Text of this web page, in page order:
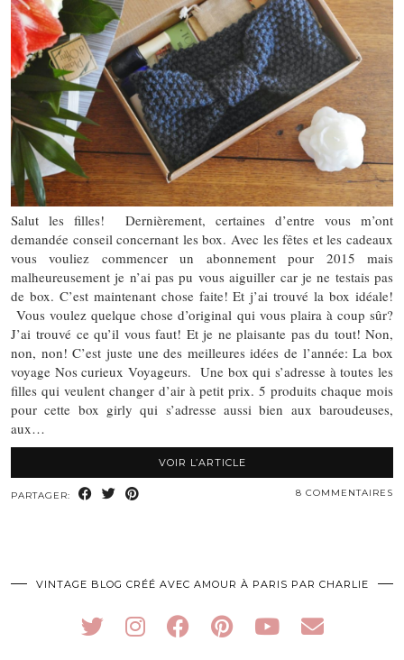
Salut les filles! Dernièrement, certaines d’entre vous m’ont
demandée conseil concernant les box. Avec les fêtes et les cadeaux
vous vouliez commencer un abonnement pour 2015 mais
malheureusement je n’ai pas pu vous aiguiller car je ne testais pas
de box. C’est maintenant chose faite! Et j’ai trouvé la box idéale!
Vous voulez quelque chose d’original qui vous plaira à coup sûr?
J’ai trouvé ce qu’il vous faut! Et je ne plaisante pas du tout! Non,
non, non! C’est juste une des meilleures idées de l’année: La box
voyage Nos curieux Voyageurs. Une box qui s’adresse à toutes les
filles qui veulent changer d’air à petit prix. 5 produits chaque mois
pour cette box girly qui s’adresse aussi bien aux baroudeuses,
aux…
VOIR L’ARTICLE
PARTAGER: 8 COMMENTAIRES
VINTAGE BLOG CRÉÉ AVEC AMOUR À PARIS PAR CHARLIE